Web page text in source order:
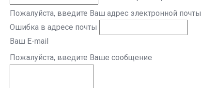
Пожалуйста, введите Ваш адрес электронной почты
Ошибка в адресе почты
Ваш E-mail
Пожалуйста, введите Ваше сообщение